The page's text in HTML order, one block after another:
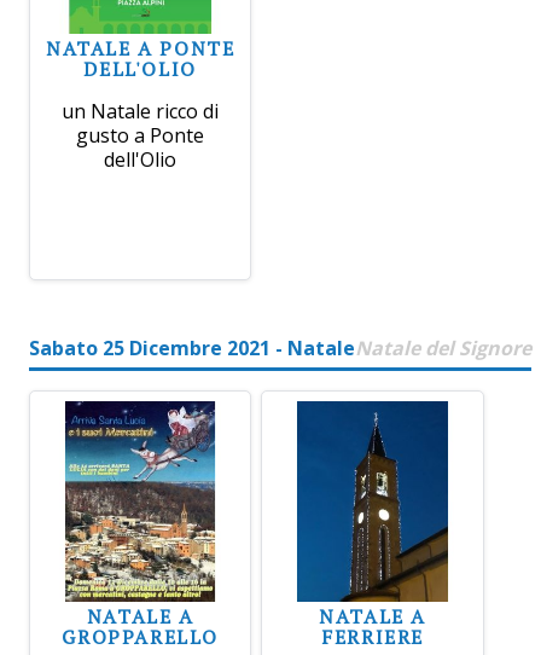
NATALE A PONTE
DELL'OLIO
un Natale ricco di
gusto a Ponte
dell'Olio
Sabato 25 Dicembre 2021 - NataleNatale del Signore
NATALE A
GROPPARELLO
NATALE A
FERRIERE